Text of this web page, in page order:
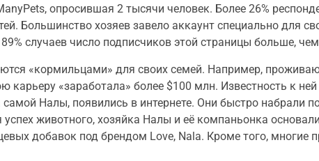
опросившая 2 тысячи человек. Более 26%
Большинство хозяев завело аккаунт специально для
случаев число подписчиков этой страницы больше,
«кормильцами» для своих семей. Например,
карьеру «заработала» более $100 млн. Известность к
Налы, появились в интернете. Они быстро набрали
успех животного, хозяйка Налы и её компаньонка
добавок под брендом Love, Nala. Кроме того, многие